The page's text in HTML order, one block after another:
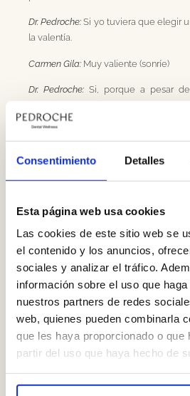
Consentimiento Detalles
Esta página web usa cookies
Las cookies de este sitio web se
el contenido y los anuncios,
sociales y analizar el tráfico.
información sobre el uso que
nuestros partners de redes
web, quienes pueden combinarla
que les haya proporcionado o que
partir del uso que haya hecho de
Dr. Pedroche:Si yo tuviera que elegir
la valentía.
Carmen Gila: Muy valiente (sonríe)
Dr. Pedroche: Si, porque a pesar
superado ese miedo y es un esfuerzo
Carmen Gila:
Si, y no es el primer
porque es que es horrible”,
descompongo”, y eso era lo que me
que a veces, por miedo, por estrés,
afrontamos esos miedos, en el
todo va condicionando tu salud de
Carmen Gila:
Para mi es muy
también, pero sobre todo la salud.
Dr. Pedroche:
La estética se puede
formas, pero lo importante es
tu boca para podernos adaptar al